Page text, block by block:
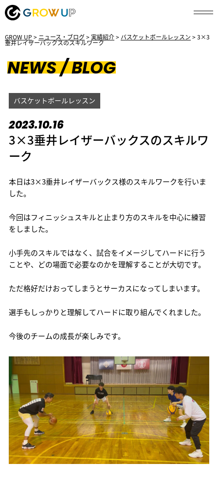
GROW UP > ニュース・ブログ>実績紹介> バスケットボールレッスン >3×3
垂井レイザーバックスのスキルワーク
NEWS / BLOG
バスケットボールレッスン
2023.10.16
3×3垂井レイザーバックスのスキルワ
ーク
本日は3×3垂井レイザーバックス様のスキルワークを行いま
した。
今回はフィニッシュスキルと止まり方のスキルを中心に練習
をしました。
小手先のスキルではなく、試合をイメージしてハードに行う
ことや、どの場面で必要なのかを理解することが大切です。
ただ格好だけおってしまうとサーカスになってしまいます。
選手もしっかりと理解してハードに取り組んでくれました。
今後のチームの成長が楽しみです。